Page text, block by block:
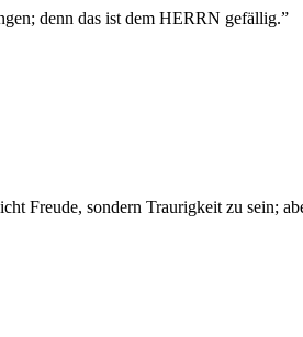
denn das ist dem HERRN gefällig.”
Freude, sondern Traurigkeit zu sein;